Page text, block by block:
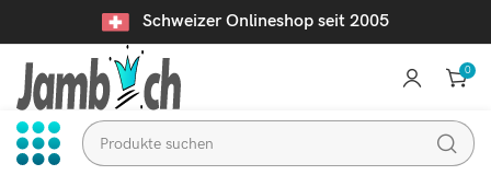
Schweizer Onlineshop seit 2005
0